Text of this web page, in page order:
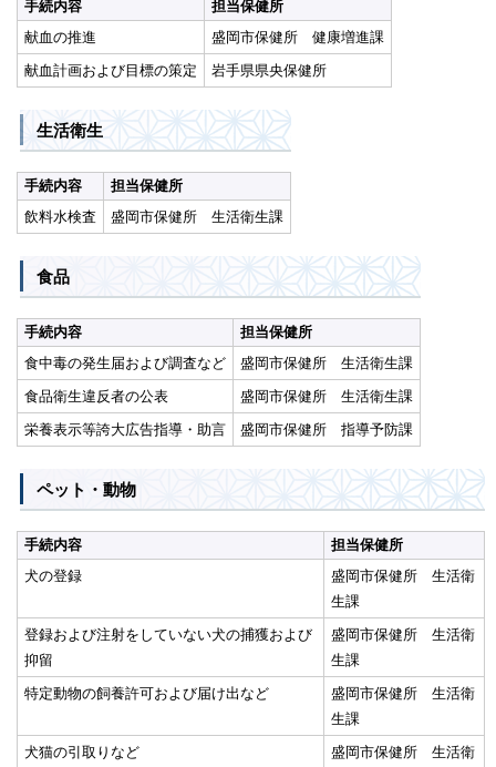
手続内容
担当保健所
献血の推進
盛岡市保健所 健康増進課
献血計画および目標の策定
岩手県県央保健所
生活衛生
手続内容
担当保健所
飲料水検査
盛岡市保健所 生活衛生課
食品
手続内容
担当保健所
食中毒の発生届および調査など
盛岡市保健所 生活衛生課
食品衛生違反者の公表
盛岡市保健所 生活衛生課
栄養表示等誇大広告指導・助言
盛岡市保健所 指導予防課
ペット・動物
手続内容
担当保健所
犬の登録
盛岡市保健所 生活衛
生課
登録および注射をしていない犬の捕獲および
抑留
盛岡市保健所 生活衛
生課
特定動物の飼養許可および届け出など
盛岡市保健所 生活衛
生課
犬猫の引取りなど
盛岡市保健所 生活衛